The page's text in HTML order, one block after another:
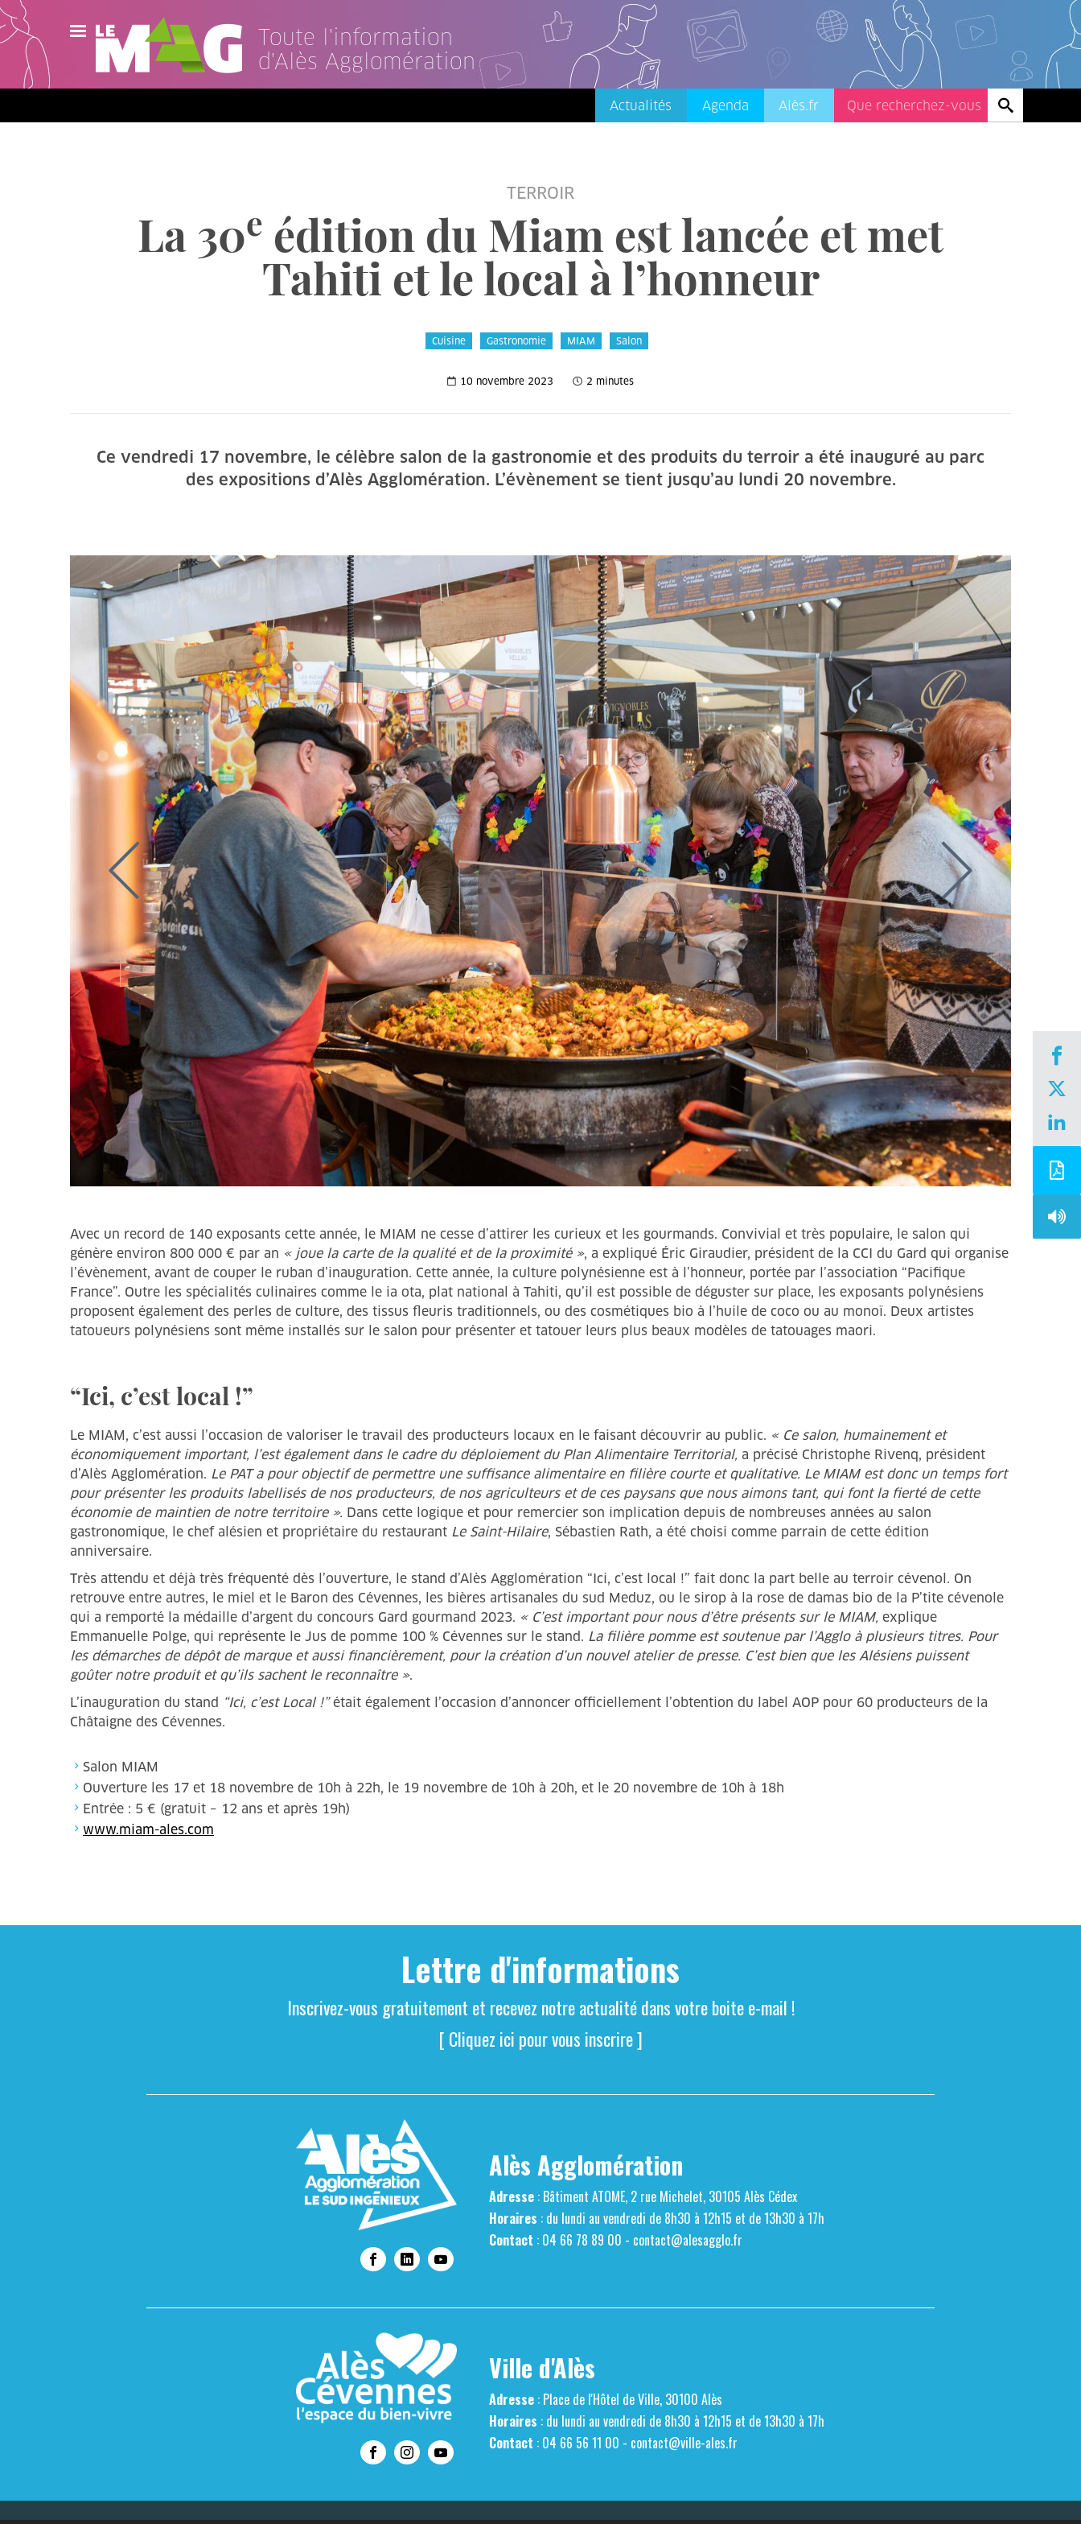
Toute l'information
d'Alès Agglomération
Actualités
Agenda
Actualités Agenda Alès.fr
TERROIR
La 30e édition du Miam est lancée et met
Tahiti et le local à l’honneur
Cuisine Gastronomie MIAM Salon
10 novembre 2023 2 minutes
Ce vendredi 17 novembre, le célèbre salon de la gastronomie et des produits du terroir a été inauguré au parc
des expositions d’Alès Agglomération. L’évènement se tient jusqu’au lundi 20 novembre.
Avec un record de 140 exposants cette année, le MIAM ne cesse d’attirer les curieux et les gourmands. Convivial et très populaire, le salon qui
génère environ 800 000 € par an « joue la carte de la qualité et de la proximité », a expliqué Éric Giraudier, président de la CCI du Gard qui organise
l’évènement, avant de couper le ruban d’inauguration. Cette année, la culture polynésienne est à l’honneur, portée par l’association “Pacifique
France”. Outre les spécialités culinaires comme le ia ota, plat national à Tahiti, qu’il est possible de déguster sur place, les exposants polynésiens
proposent également des perles de culture, des tissus fleuris traditionnels, ou des cosmétiques bio à l’huile de coco ou au monoï. Deux artistes
tatoueurs polynésiens sont même installés sur le salon pour présenter et tatouer leurs plus beaux modèles de tatouages maori.
“Ici, c’est local !”
Le MIAM, c’est aussi l’occasion de valoriser le travail des producteurs locaux en le faisant découvrir au public. « Ce salon, humainement et
économiquement important, l’est également dans le cadre du déploiement du Plan Alimentaire Territorial, a précisé Christophe Rivenq, président
d’Alès Agglomération. Le PAT a pour objectif de permettre une suffisance alimentaire en filière courte et qualitative. Le MIAM est donc un temps fort
pour présenter les produits labellisés de nos producteurs, de nos agriculteurs et de ces paysans que nous aimons tant, qui font la fierté de cette
économie de maintien de notre territoire ». Dans cette logique et pour remercier son implication depuis de nombreuses années au salon
gastronomique, le chef alésien et propriétaire du restaurant Le Saint-Hilaire, Sébastien Rath, a été choisi comme parrain de cette édition
anniversaire.
Très attendu et déjà très fréquenté dès l’ouverture, le stand d’Alès Agglomération “Ici, c’est local !” fait donc la part belle au terroir cévenol. On
retrouve entre autres, le miel et le Baron des Cévennes, les bières artisanales du sud Meduz, ou le sirop à la rose de damas bio de la P’tite cévenole
qui a remporté la médaille d’argent du concours Gard gourmand 2023. « C’est important pour nous d’être présents sur le MIAM, explique
Emmanuelle Polge, qui représente le Jus de pomme 100 % Cévennes sur le stand. La filière pomme est soutenue par l’Agglo à plusieurs titres. Pour
les démarches de dépôt de marque et aussi financièrement, pour la création d’un nouvel atelier de presse. C’est bien que les Alésiens puissent
goûter notre produit et qu’ils sachent le reconnaître ».
L’inauguration du stand “Ici, c’est Local !”était également l’occasion d’annoncer officiellement l’obtention du label AOP pour 60 producteurs de la
Châtaigne des Cévennes.
Salon MIAM
Ouverture les 17 et 18 novembre de 10h à 22h, le 19 novembre de 10h à 20h, et le 20 novembre de 10h à 18h
Entrée : 5 € (gratuit – 12 ans et après 19h)
www.miam-ales.com
Lettre d'informations
Inscrivez-vous gratuitement et recevez notre actualité dans votre boite e-mail !
[ Cliquez ici pour vous inscrire ]
Alès Agglomération
Adresse: Bâtiment ATOME, 2 rue Michelet, 30105 Alès Cédex
Horaires : du lundi au vendredi de 8h30 à 12h15 et de 13h30 à 17h
Contact : 04 66 78 89 00 - contact@alesagglo.fr
Ville d'Alès
Adresse: Place de l'Hôtel de Ville, 30100 Alès
Horaires : du lundi au vendredi de 8h30 à 12h15 et de 13h30 à 17h
Contact : 04 66 56 11 00 - contact@ville-ales.fr